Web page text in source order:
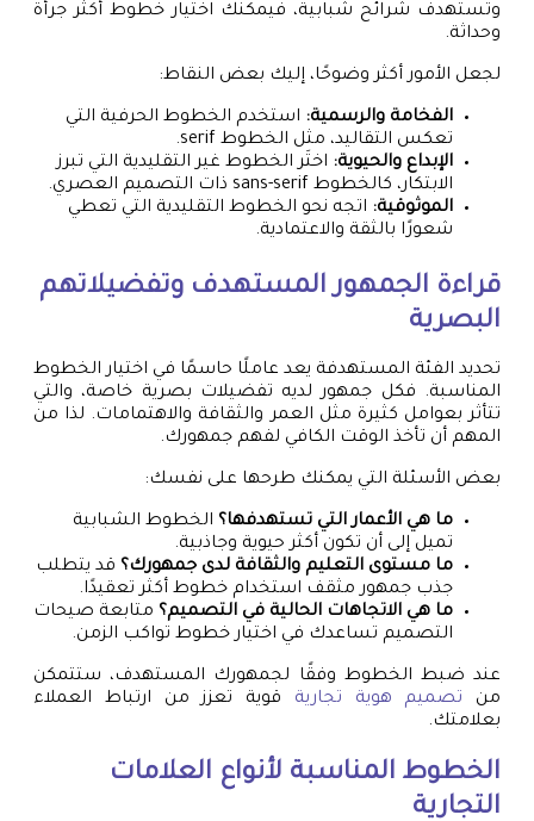
وتستهدف شرائح شبابية، فيمكنك اختيار خطوط أكثر جرأة
وحداثة.
لجعل الأمور أكثر وضوحًا، إليك بعض النقاط:
الفخامة والرسمية: استخدم الخطوط الحرفية التي
تعكس التقاليد، مثل الخطوط serif.
الإبداع والحيوية: اختَر الخطوط غير التقليدية التي تبرز
الابتكار، كالخطوط sans-serif ذات التصميم العصري.
الموثوقية: اتجه نحو الخطوط التقليدية التي تعطي
شعورًا بالثقة والاعتمادية.
قراءة الجمهور المستهدف وتفضيلاتهم
البصرية
تحديد الفئة المستهدفة يعد عاملًا حاسمًا في اختيار الخطوط
المناسبة. فكل جمهور لديه تفضيلات بصرية خاصة، والتي
تتأثر بعوامل كثيرة مثل العمر والثقافة والاهتمامات. لذا من
المهم أن تأخذ الوقت الكافي لفهم جمهورك.
بعض الأسئلة التي يمكنك طرحها على نفسك:
ما هي الأعمار التي تستهدفها؟ الخطوط الشبابية
تميل إلى أن تكون أكثر حيوية وجاذبية.
ما مستوى التعليم والثقافة لدى جمهورك؟ قد يتطلب
جذب جمهور مثقف استخدام خطوط أكثر تعقيدًا.
ما هي الاتجاهات الحالية في التصميم؟ متابعة صيحات
التصميم تساعدك في اختيار خطوط تواكب الزمن.
عند ضبط الخطوط وفقًا لجمهورك المستهدف، ستتمكن
من تصميم هوية تجارية قوية تعزز من ارتباط العملاء
بعلامتك.
الخطوط المناسبة لأنواع العلامات
التجارية